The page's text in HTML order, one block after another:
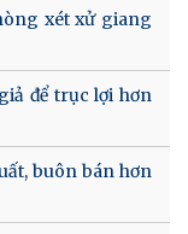
xét xử giang
để trục lợi hơn
buôn bán hơn